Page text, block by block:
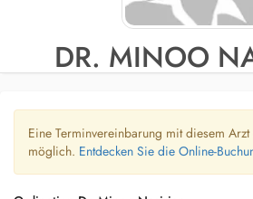
DR. MINOO
Eine Terminvereinbarung mit diesem
möglich. Entdecken Sie die Online-